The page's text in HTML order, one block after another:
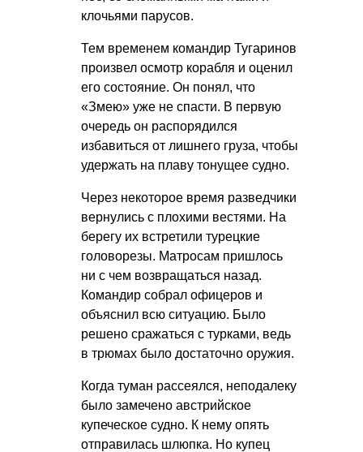
клочьями парусов.
Тем временем командир Тугаринов
произвел осмотр корабля и оценил
его состояние. Он понял, что
«Змею» уже не спасти. В первую
очередь он распорядился
избавиться от лишнего груза, чтобы
удержать на плаву тонущее судно.
Через некоторое время разведчики
вернулись с плохими вестями. На
берегу их встретили турецкие
головорезы. Матросам пришлось
ни с чем возвращаться назад.
Командир собрал офицеров и
объяснил всю ситуацию. Было
решено сражаться с турками, ведь
в трюмах было достаточно оружия.
Когда туман рассеялся, неподалеку
было замечено австрийское
купеческое судно. К нему опять
отправилась шлюпка. Но купец